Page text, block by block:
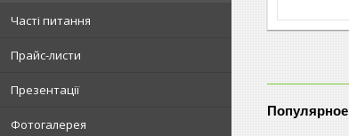
Часті питання
Прайс-листи
Презентації
Фотогалерея
Популярное